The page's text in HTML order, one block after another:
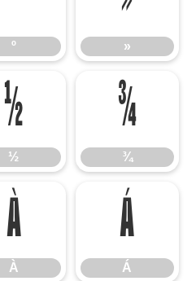
º »
½
½
¾
¾
À
À
Á
Á